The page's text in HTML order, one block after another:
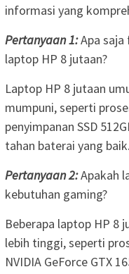
informasi yang
Pertanyaan 1:Apa saja
laptop HP 8 jutaan?
Laptop HP 8 jutaan
mumpuni, seperti
penyimpanan SSD
tahan baterai yang baik.
Pertanyaan 2:Apakah
kebutuhan gaming?
Beberapa laptop HP 8
lebih tinggi, seperti
NVIDIA GeForce GTX